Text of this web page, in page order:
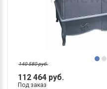
112 464 руб.
140 580 руб.
Под заказ